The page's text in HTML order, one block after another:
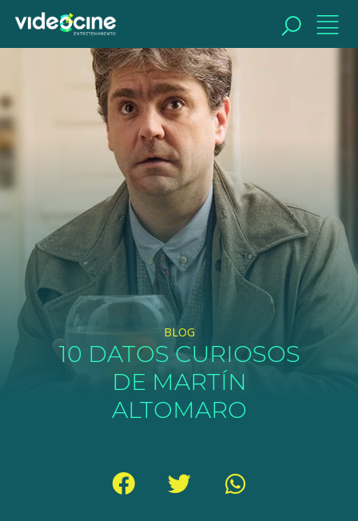
BLOG
10 DATOS CURIOSOS
DE MARTÍN
ALTOMARO